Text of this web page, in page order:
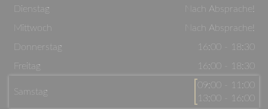
Dienstag
Nach Absprache!
Mittwoch
Nach Absprache!
Donnerstag
16:00 - 18:30
Freitag
16:00 - 18:30
Samstag
09:00 - 11:00
13:00 - 16:00